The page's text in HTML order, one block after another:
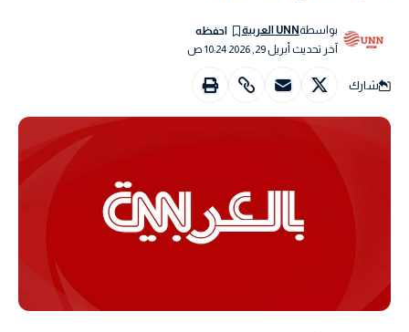
آخر تحديث أبريل 29, 2026 10:24 ص
بواسطةUNN العربية
شارك